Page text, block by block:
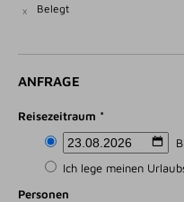
× Belegt
ANFRAGE
Reisezeitraum *
Ich lege meinen
Personen